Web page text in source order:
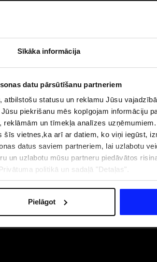
Sīkāka informācija
datu pārsūtīšanu partneriem
statusu un reklamu Jūsu
piekrišanu mēs kopīgojam informāciju
un tīmekļa analīzes
vietnes,ka arī ar datiem, ko viņi iegūst,
datus saviem partneriem, lai uzlabotu
un uzlabotu mūsu partneru piedāvātos
politikā un sadaļā "Detaļas".
Pielāgot
Jaunā 4F tenisa un padela kolekcija.
Sportiska funkcionalitāte satiekas ar
mūsdienīgu stilu
ADRESES B2B 4F TEAM LOJALITĀTES